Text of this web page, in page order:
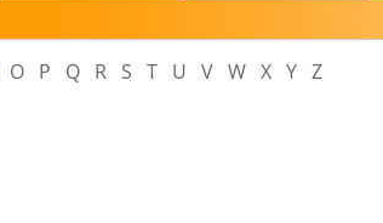
O P Q R S T U V W X Y Z